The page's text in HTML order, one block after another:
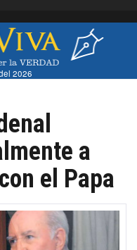
navigation
2026
a
el Papa